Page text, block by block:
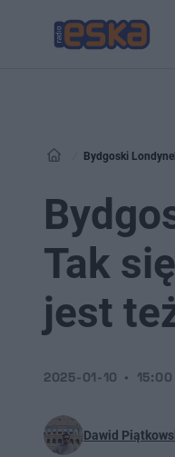
Bydgoski
Tak
jest
Dawid
2025-01-10 15:00